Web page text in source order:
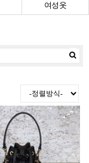
여성옷